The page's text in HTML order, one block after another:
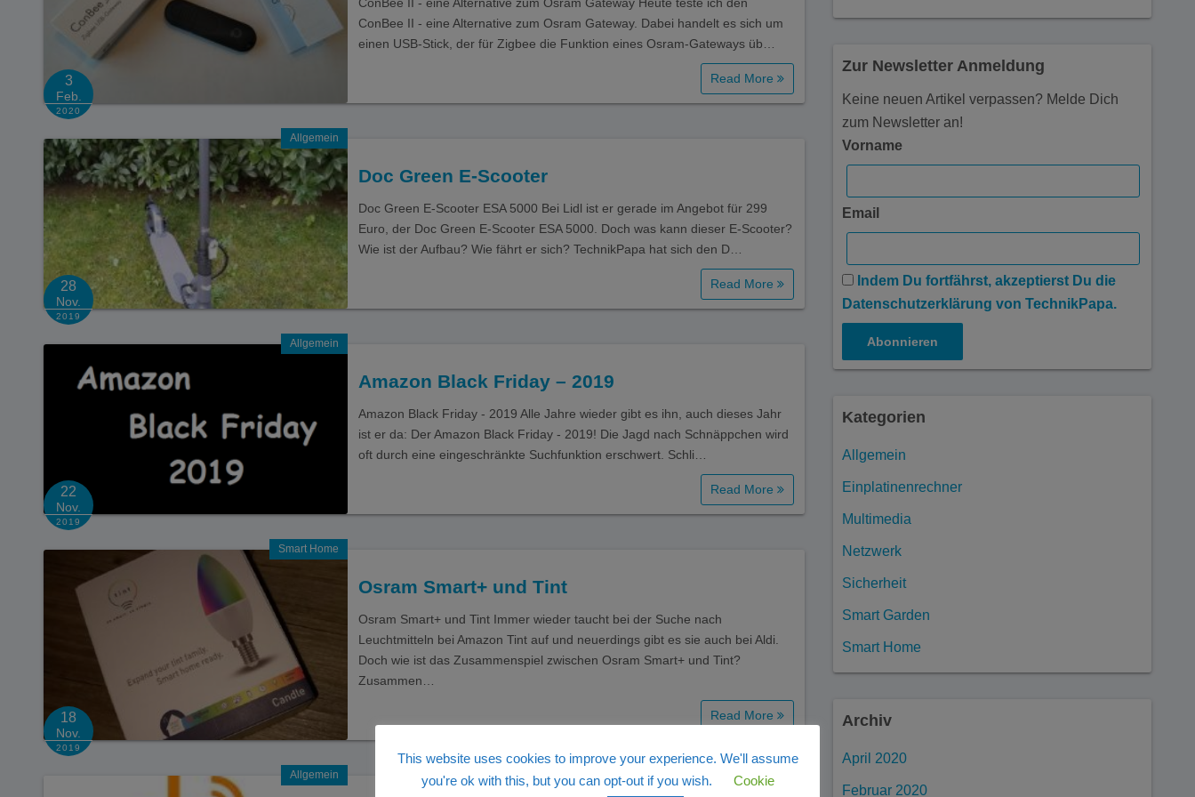
3
Feb.
2020
ConBee II - eine Alternative zum Osram Gateway Heute teste ich den
ConBee II - eine Alternative zum Osram Gateway. Dabei handelt es sich um
einen USB-Stick, der für Zigbee die Funktion eines Osram-Gateways üb…
Read More
Allgemein
28
Nov.
2019
Doc Green E-Scooter
Doc Green E-Scooter ESA 5000 Bei Lidl ist er gerade im Angebot für 299
Euro, der Doc Green E-Scooter ESA 5000. Doch was kann dieser E-Scooter?
Wie ist der Aufbau? Wie fährt er sich? TechnikPapa hat sich den D…
Read More
Allgemein
22
Nov.
2019
Amazon Black Friday – 2019
Amazon Black Friday - 2019 Alle Jahre wieder gibt es ihn, auch dieses Jahr
ist er da: Der Amazon Black Friday - 2019! Die Jagd nach Schnäppchen wird
oft durch eine eingeschränkte Suchfunktion erschwert. Schli…
Read More
Smart Home
18
Nov.
2019
Osram Smart+ und Tint
Osram Smart+ und Tint Immer wieder taucht bei der Suche nach
Leuchtmitteln bei Amazon Tint auf und neuerdings gibt es sie auch bei Aldi.
Doch wie ist das Zusammenspiel zwischen Osram Smart+ und Tint?
Zusammen…
Read More
Allgemein
Zur Newsletter Anmeldung
Keine neuen Artikel verpassen? Melde Dich
zum Newsletter an!
Vorname
Email
Indem Du fortfährst, akzeptierst Du die
Datenschutzerklärung von TechnikPapa.
Kategorien
Allgemein
Einplatinenrechner
Multimedia
Netzwerk
Sicherheit
Smart Garden
Smart Home
Archiv
April 2020
Februar 2020
This website uses cookies to improve your experience. We'll assume
you're ok with this, but you can opt-out if you wish.
Cookie